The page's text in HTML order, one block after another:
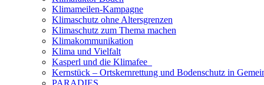
Klimameilen-Kampagne
Klimaschutz ohne Altersgrenzen
Klimaschutz zum Thema machen
Klimakommunikation
Klima und Vielfalt
Kasperl und die Klimafee
Kernstück – Ortskernrettung und Bodenschutz in
PARADIES